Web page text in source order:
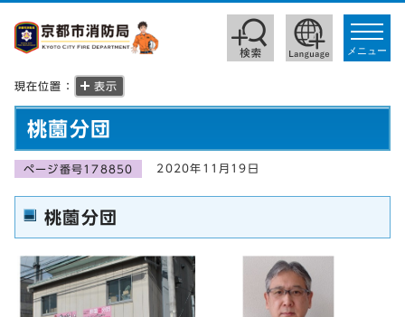
toggle
メニュー
現在位置： 表示
桃薗分団
ページ番号178850 2020年11月19日
桃薗分団